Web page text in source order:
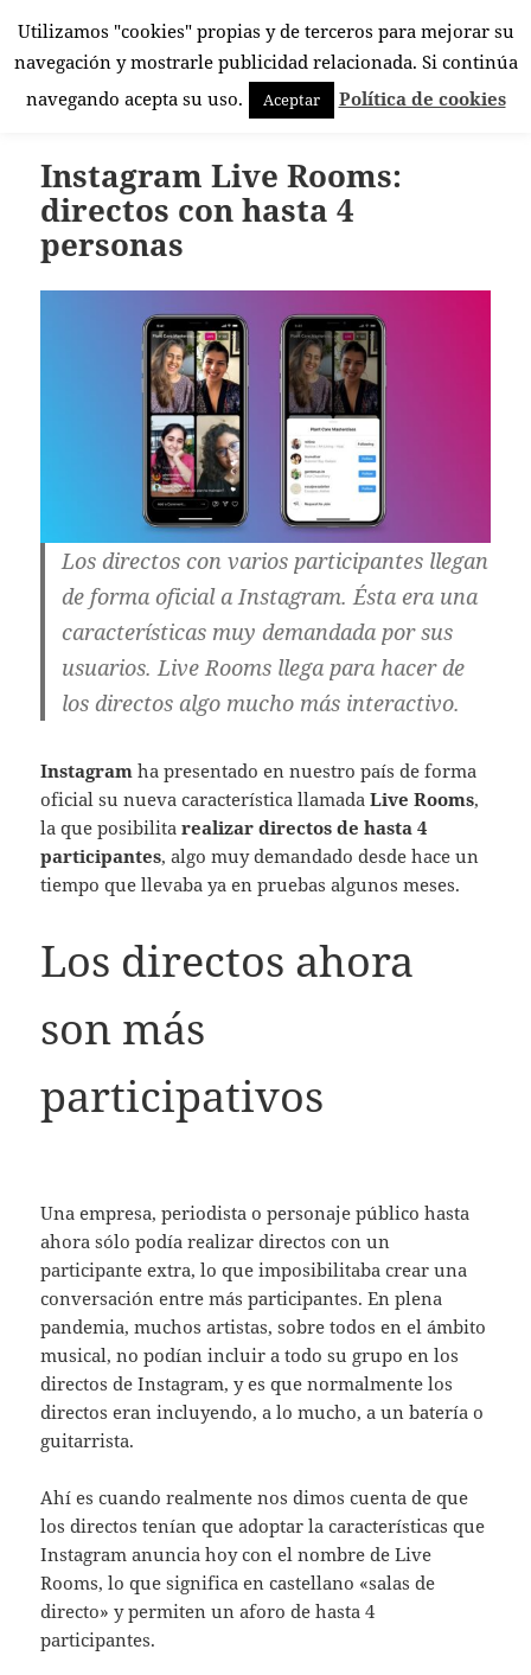
El Rincón Androide
MENÚ
Y
Instagram Live Rooms:
directos con hasta 4
personas
Los directos con varios participantes llegan
de forma oficial a Instagram. Ésta era una
características muy demandada por sus
usuarios. Live Rooms llega para hacer de
los directos algo mucho más interactivo.
Instagram ha presentado en nuestro país de forma
oficial su nueva característica llamadaLive Rooms,
la que posibilitarealizar directos de hasta 4
participantes, algo muy demandado desde hace un
tiempo que llevaba ya en pruebas algunos meses.
Los directos ahora
son más
participativos
Una empresa, periodista o personaje público hasta
ahora sólo podía realizar directos con un
participante extra, lo que imposibilitaba crear una
conversación entre más participantes. En plena
pandemia, muchos artistas, sobre todos en el ámbito
musical, no podían incluir a todo su grupo en los
directos de Instagram, y es que normalmente los
directos eran incluyendo, a lo mucho, a un batería o
guitarrista.
Ahí es cuando realmente nos dimos cuenta de que
los directos tenían que adoptar la características que
Instagram anuncia hoy con el nombre de Live
Rooms, lo que significa en castellano «salas de
directo» y permiten un aforo de hasta 4
participantes.
Utilizamos "cookies" propias y de terceros para mejorar su
navegación y mostrarle publicidad relacionada. Si continúa
navegando acepta su uso.
Aceptar Política de cookies